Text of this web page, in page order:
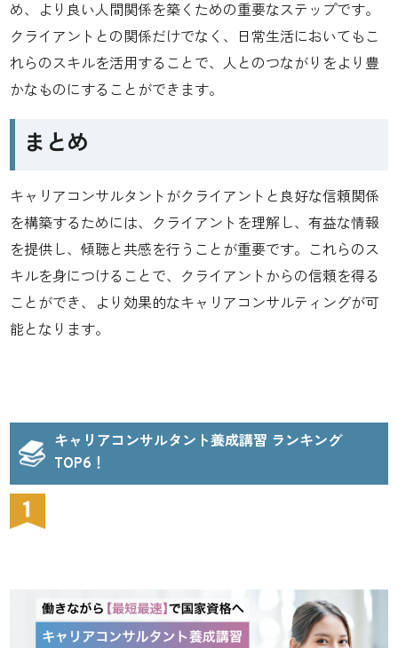
め、より良い人間関係を築くための重要なステップです。
クライアントとの関係だけでなく、日常生活においてもこ
れらのスキルを活用することで、人とのつながりをより豊
かなものにすることができます。
まとめ
キャリアコンサルタントがクライアントと良好な信頼関係
を構築するためには、クライアントを理解し、有益な情報
を提供し、傾聴と共感を行うことが重要です。これらのス
キルを身につけることで、クライアントからの信頼を得る
ことができ、より効果的なキャリアコンサルティングが可
能となります。
キャリアコンサルタント養成講習 ランキング
TOP6！